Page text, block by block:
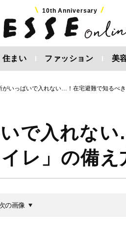
10th Anniversary
住まい ファッション 美
がいっぱいで入れない…！在宅避難で知るべ
で入れな
レ」の備え
の画像